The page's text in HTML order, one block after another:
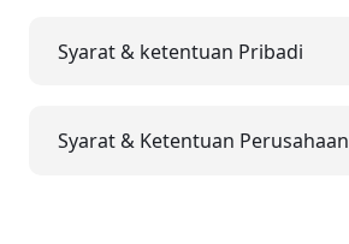
Syarat & ketentuan Pribadi
Syarat & Ketentuan Perusahaan